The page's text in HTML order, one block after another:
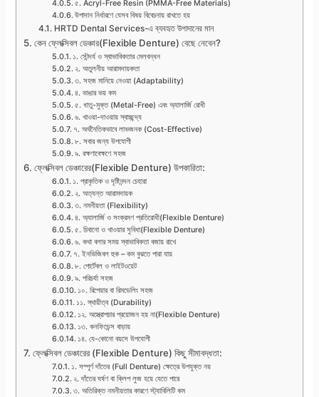
৫. Acryl-Free Resin (PMMA-Free Materials)
উপাদান নির্ধারণে যেসব বিষয় বিবেচনায় রাখতে হয়
HRTD Dental Services-এ ব্যবহৃত উপাদানের মান
কেন ফ্লেক্সিবল ডেঞ্চার(Flexible Denture) বেছে নেবেন?
১. সৌন্দর্য ও স্বাভাবিকতার মেলবন্ধন
২. অতুলনীয় আরামদায়কতা
৩. সহজ মানিয়ে নেওয়া (Adaptability)
৪. ভাঙার ভয় কম
৫. ধাতু-মুক্ত (Metal-Free) এবং অ্যালার্জি রোধী
৬. খাওয়া-দাওয়ায় স্বাচ্ছন্দ্য
৭. অর্থনৈতিকভাবে লাভজনক (Cost-Effective)
৮. সবার জন্য উপযোগী
৯. রক্ষণাবেক্ষণে সহজ
ফ্লেক্সিবল ডেঞ্চারের(Flexible Denture) উপকারিতা:
১. প্রাকৃতিক ও দৃষ্টিনন্দন চেহারা
২. অত্যন্ত আরামদায়ক
৩. নমনীয়তা (Flexibility)
৪. অ্যালার্জি ও সংক্রমণ প্রতিরোধী(Flexible Denture)
৫. চিবানো ও খাওয়ার সুবিধা(Flexible Denture)
৬. কথা বলার সময় স্বাভাবিকতা বজায় রাখে
৭. ইনভিজিবল হুক – কম বুঝতে পারা যায়
৮. পোর্টেবল ও লাইটওয়েট
৯. পরিচর্যা সহজ
১০. রিপেয়ার বা রিমডেলিং সহজ
১১. স্থায়ীত্ব (Durability)
১২. অস্ত্রোপচার প্রয়োজন হয় না(Flexible Denture)
১৩. কনফিডেন্স বাড়ায়
১৪. যে-কোনো বয়সে উপযোগী
ফ্লেক্সিবল ডেঞ্চারের (Flexible Denture) কিছু সীমাবদ্ধতা:
১. সম্পূর্ণ দাঁতের (Full Denture) ক্ষেত্রে উপযুক্ত নয়
২. দাঁতের ঘর্ষণ বা ক্লিপ লুজ হয়ে যেতে পারে
৩. অতিরিক্ত নমনীয়তার কারণে স্ট্যাবিলিটি কম